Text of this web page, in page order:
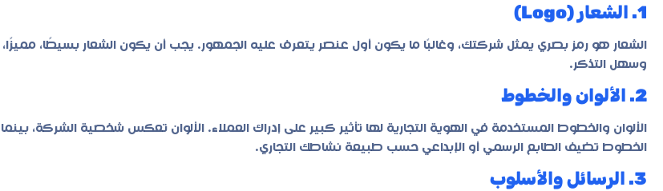
1. الشعار (Logo)
الشعار هو رمز بصري يمثل شركتك، وغالبًا ما يكون أول عنصر يتعرف عليه الجمهور. يجب أن يكون الشعار بسيطًا، مميزًا،
وسهل التذكر.
2. الألوان والخطوط
الألوان والخطوط المستخدمة في الهوية التجارية لها تأثير كبير على إدراك العملاء. الألوان تعكس شخصية الشركة، بينما
الخطوط تضيف الطابع الرسمي أو الإبداعي حسب طبيعة نشاطك التجاري.
3. الرسائل والأسلوب